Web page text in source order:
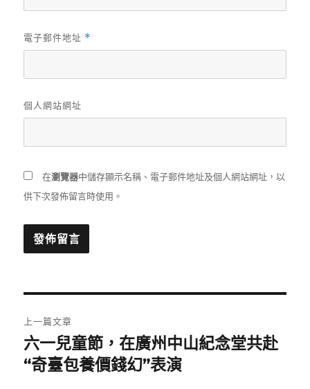
電子郵件地址 *
個人網站網址
在瀏覽器中儲存顯示名稱、電子郵件地址及個人網站網址，以
供下次發佈留言時使用。
章
導
上一篇文章
上
一
六一兒童節，在廣州中山紀念堂共赴
“奇臺包養價錢幻”表演